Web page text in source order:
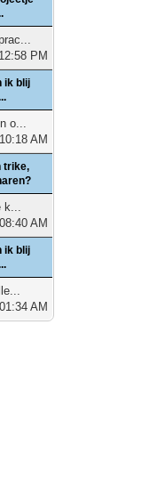
PM
ik blij
o...
AM
trike,
k...
AM
ik blij
AM